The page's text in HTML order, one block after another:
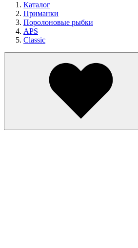
Каталог
Приманки
Поролоновые рыбки
APS
Classic